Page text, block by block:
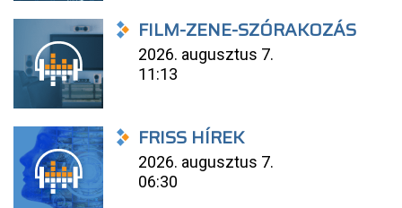
FILM-ZENE-SZÓRAKOZÁS
2026. augusztus 7.
11:13
FRISS HÍREK
2026. augusztus 7.
06:30